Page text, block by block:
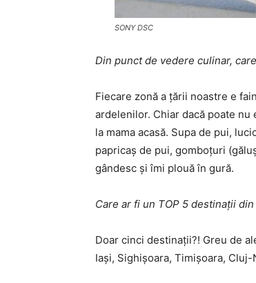
SONY DSC
Din punct de vedere culinar,
Fiecare zonă a țării noastre e
ardelenilor. Chiar dacă poate
la mama acasă. Supa de pui,
papricaș de pui, gomboțuri
gândesc și îmi plouă în gură.
Care ar fi un TOP 5 destinații
Doar cinci destinații?! Greu de
Iași, Sighișoara, Timișoara,